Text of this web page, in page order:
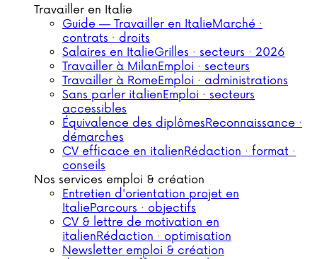
Travailler en Italie
Guide — Travailler en ItalieMarché ·
contrats · droits
Salaires en ItalieGrilles · secteurs · 2026
Travailler à MilanEmploi · secteurs
Travailler à RomeEmploi · administrations
Sans parler italienEmploi · secteurs
accessibles
Équivalence des diplômesReconnaissance ·
démarches
CV efficace en italienRédaction · format ·
conseils
Nos services emploi & création
Entretien d'orientation projet en
ItalieParcours · objectifs
CV & lettre de motivation en
italienRédaction · optimisation
Newsletter emploi & création